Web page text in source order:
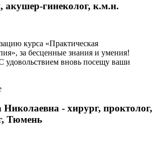
гинеколог, к.м.н.
курса «Практическая
за бесценные знания и умения!
удовольствием вновь посещу ваши
- хирург, проктолог,
Тюмень